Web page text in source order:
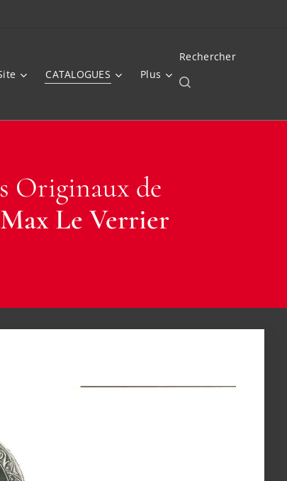
CATALOGUES Plus
Rechercher
Originaux de
Max Le Verrier